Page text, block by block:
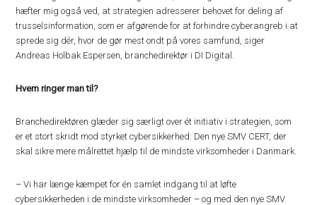
hæfter mig også ved, at strategien adresserer behovet for deling af
trusselsinformation, som er afgørende for at forhindre cyberangreb i at
sprede sig dér, hvor de gør mest ondt på vores samfund, siger
Andreas Holbak Espersen, branchedirektør i DI Digital.
Hvem ringer man til?
Branchedirektøren glæder sig særligt over ét initiativ i strategien, som
er et stort skridt mod styrket cybersikkerhed: Den nye SMV CERT, der
skal sikre mere målrettet hjælp til de mindste virksomheder i Danmark.
– Vi har længe kæmpet for én samlet indgang til at løfte
cybersikkerheden i de mindste virksomheder – og med den nye SMV